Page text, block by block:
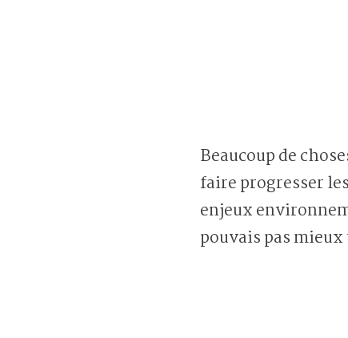
Beaucoup de
faire progresser
enjeux
pouvais pas